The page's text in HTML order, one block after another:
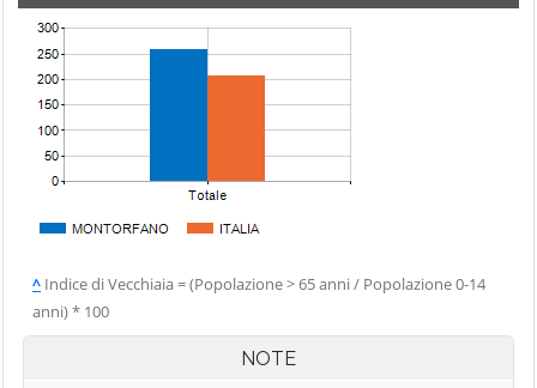
^ Indice di Vecchiaia = (Popolazione > 65 anni / Popolazione 0-14
anni) * 100
NOTE